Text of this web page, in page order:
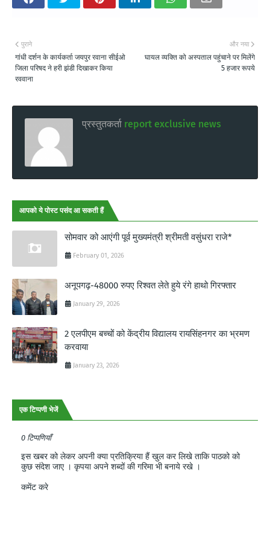
और नया
घायल व्यक्ति को अस्पताल पहुंचाने पर मिलेंगे
5 हजार रूपये
पुराने
गांधी दर्शन के कार्यकर्ता जयपुर रवाना सीईओ
जिला परिषद ने हरी झंडी दिखाकर किया
रववाना
प्रस्तुतकर्ता report exclusive news
आपको ये पोस्ट पसंद आ सकती हैं
सोमवार को आएंगी पूर्व मुख्यमंत्री श्रीमती वसुंधरा राजे*
February 01, 2026
अनूपगढ़-48000 रुपए रिश्वत लेते हुये रंगे हाथो गिरफ्तार
January 29, 2026
2 एलपीएम बच्चों को केंद्रीय विद्यालय रायसिंहनगर का भ्रमण
करवाया
January 23, 2026
एक टिप्पणी भेजें
0 टिप्पणियाँ
इस खबर को लेकर अपनी क्या प्रतिक्रिया हैं खुल कर लिखे ताकि पाठको को
कुछ संदेश जाए । कृपया अपने शब्दों की गरिमा भी बनाये रखे ।
कमेंट करे